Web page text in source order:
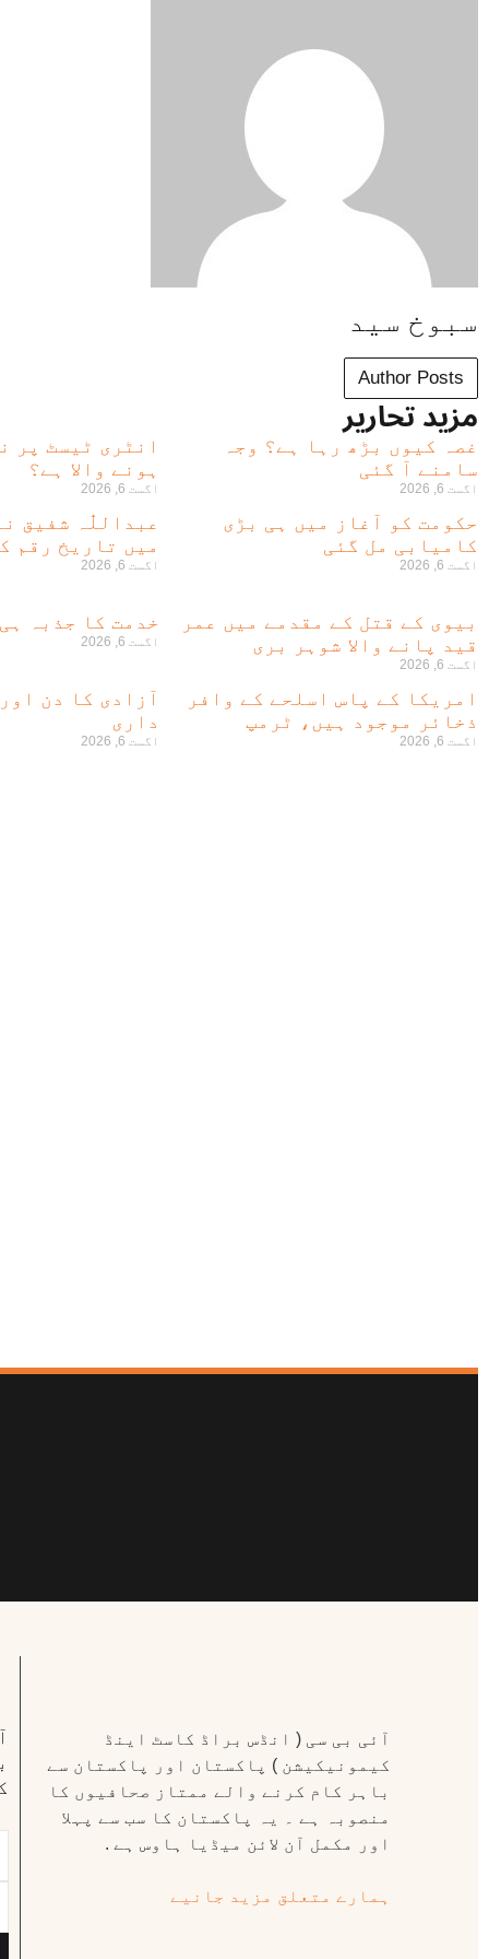
سبوخ سید
Author Posts
مزید تحاریر
غصہ کیوں بڑھ رہا ہے؟ وجہ
سامنے آ گئی
اگست 6, 2026
انٹری ٹیسٹ پر
ہونے والا ہے؟
اگست 6, 2026
حکومت کو آغاز میں ہی بڑی
کامیابی مل گئی
اگست 6, 2026
عبداللّٰہ شفیق
میں تاریخ رقم
اگست 6, 2026
بیوی کے قتل کے مقدمے میں عمر
قید پانے والا شوہر بری
اگست 6, 2026
خدمت کا جذبہ
اگست 6, 2026
امریکا کے پاس اسلحے کے وافر
ذخائر موجود ہیں، ٹرمپ
اگست 6, 2026
آزادی کا دن
داری
اگست 6, 2026
آئی بی سی ( انڈس براڈ کاسٹ اینڈ
کیمونیکیشن ) پاکستان اور پاکستان سے
باہر کام کرنے والے ممتاز صحافیوں کا
منصوبہ ہے ۔ یہ پاکستان کا سب سے پہلا
اور مکمل آن لائن میڈیا ہاوس ہے .
ہمارے متعلق مزید جانیے